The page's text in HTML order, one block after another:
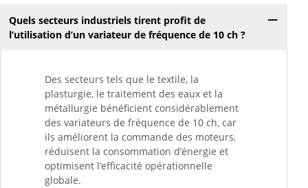
Quels secteurs industriels tirent profit de
l’utilisation d’un variateur de fréquence de 10 ch ?
Des secteurs tels que le textile, la
plasturgie, le traitement des eaux et la
métallurgie bénéficient considérablement
des variateurs de fréquence de 10 ch, car
ils améliorent la commande des moteurs,
réduisent la consommation d’énergie et
optimisent l’efficacité opérationnelle
globale.